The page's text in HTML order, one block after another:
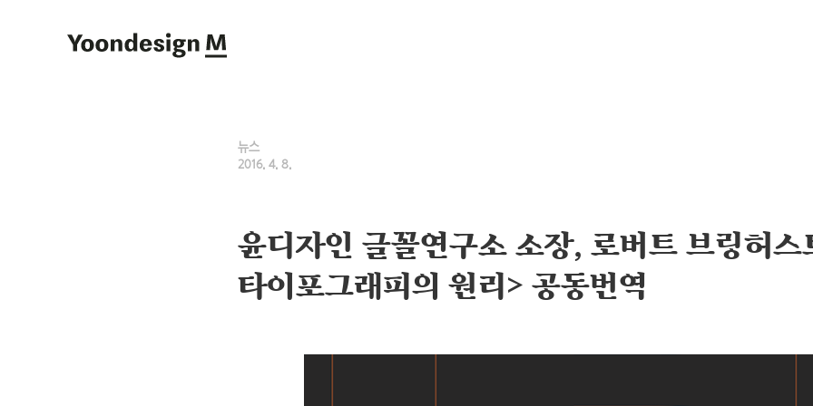
Yoondesign M
뉴스
2016. 4. 8.
윤디자인 글꼴연구소 소장, 로버트 브링허스
타이포그래피의 원리> 공동번역